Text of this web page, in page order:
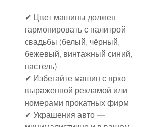
✔ Цвет машины должен
гармонировать с палитрой
свадьбы (белый, чёрный,
бежевый, винтажный синий,
пастель)
✔ Избегайте машин с ярко
выраженной рекламой или
номерами прокатных фирм
✔ Украшения авто —